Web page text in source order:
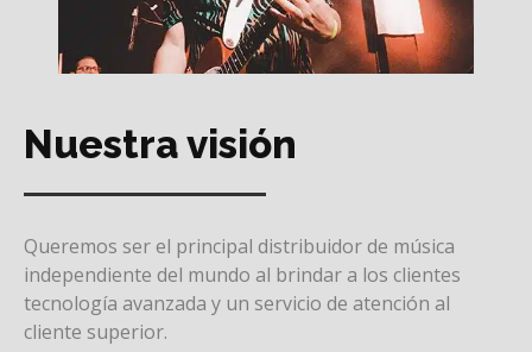
Nuestra visión
Queremos ser el principal distribuidor de música
independiente del mundo al brindar a los clientes
tecnología avanzada y un servicio de atención al
cliente superior.